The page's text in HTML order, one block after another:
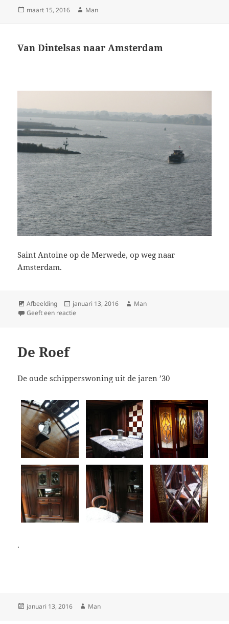
Geplaatst
maart 15, 2016 Auteur
Man
Van Dintelsas naar Amsterdam
Saint Antoine op de Merwede, op weg naar
Amsterdam.
Format
Afbeelding
Geplaatst
op
januari 13, 2016 Auteur
Man
Geeft een reactie
De Roef
De oude schipperswoning uit de jaren ’30
.
Geplaatst
januari 13, 2016 Auteur
Man